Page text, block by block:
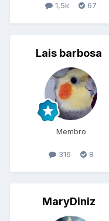
1,5k 67
Lais barbosa
Membro
316 8
MaryDiniz